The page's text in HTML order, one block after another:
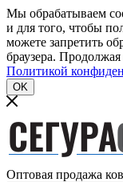
Мы обрабатываем
и для того, чтобы
можете запретить
браузера.
Политикой
OK
Оптовая продажа